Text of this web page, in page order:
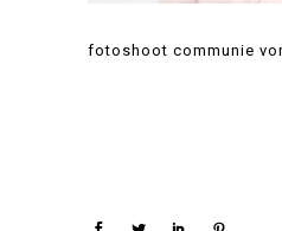
fotoshoot communie